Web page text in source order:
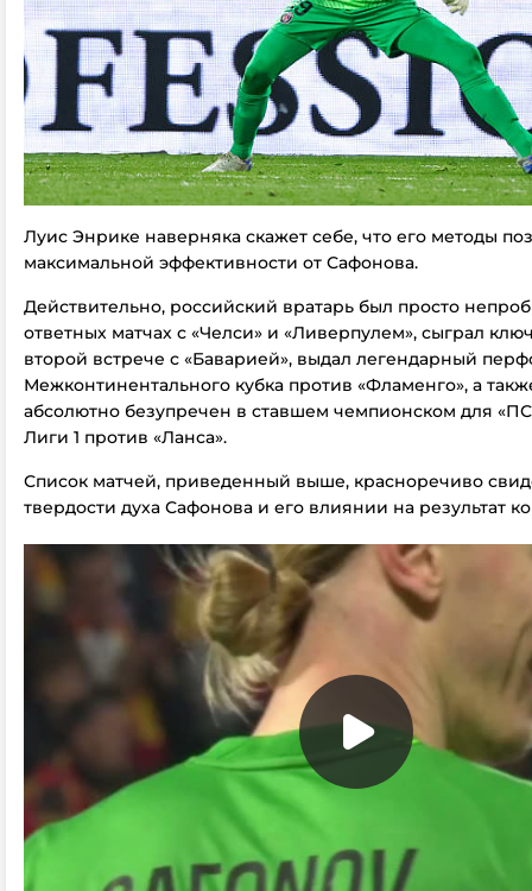
Луис Энрике наверняка скажет себе, что его методы
максимальной эффективности от Сафонова.
Действительно, российский вратарь был просто
ответных матчах с «Челси» и «Ливерпулем», сыграл
второй встрече с «Баварией», выдал легендарный
Межконтинентального кубка против «Фламенго», а
абсолютно безупречен в ставшем чемпионском для
Лиги 1 против «Ланса».
Список матчей, приведенный выше, красноречиво
твердости духа Сафонова и его влиянии на результат